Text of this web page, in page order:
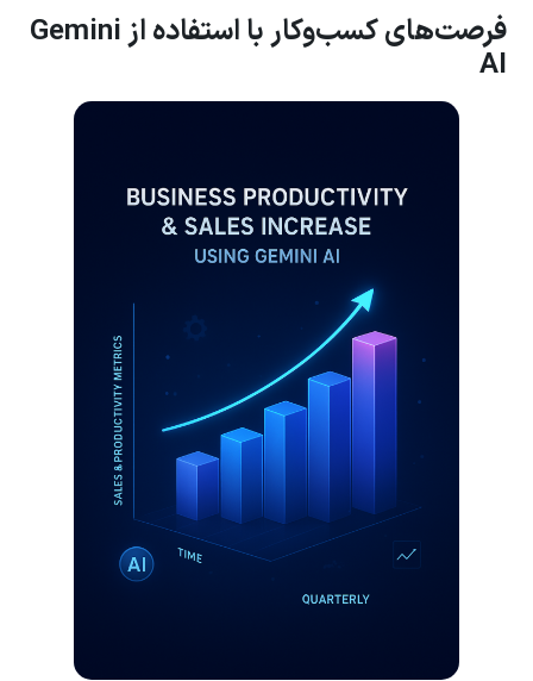
فرصت‌های کسب‌وکار با استفاده از Gemini
AI